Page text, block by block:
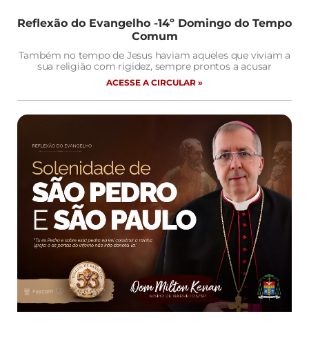
Reflexão do Evangelho -14º Domingo do Tempo
Comum
Também no tempo de Jesus haviam aqueles que viviam a
sua religião com rigidez, sempre prontos a acusar
ACESSE A CIRCULAR »